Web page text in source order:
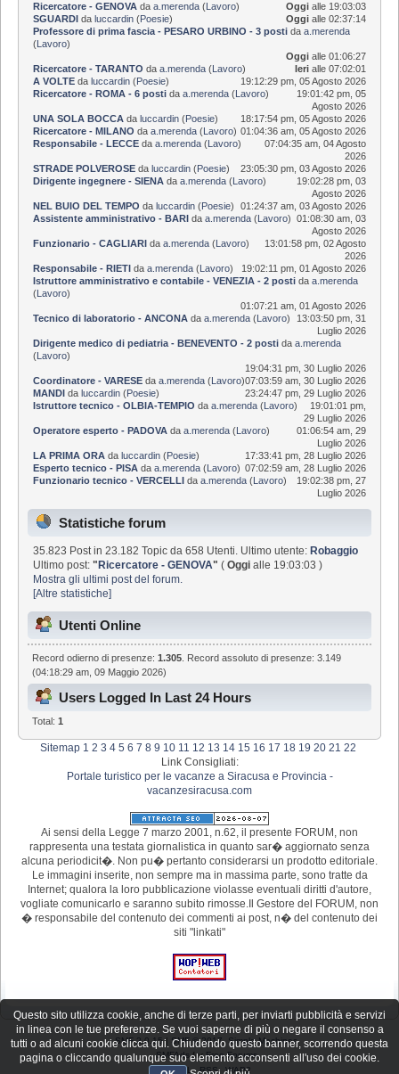
Ricercatore - GENOVAda a.merenda(Lavoro) Oggi alle 19:03:03
SGUARDIda luccardin(Poesie) Oggi alle 02:37:14
Professore di prima fascia - PESARO URBINO - 3 postida a.merenda
(Lavoro)
Oggi alle 01:06:27
Ricercatore - TARANTO da a.merenda(Lavoro) Ieri alle 07:02:01
A VOLTEda luccardin(Poesie)
19:12:29 pm, 05 Agosto 2026
Ricercatore - ROMA - 6 postida a.merenda(Lavoro)
19:01:42 pm, 05
Agosto 2026
UNA SOLA BOCCAda luccardin(Poesie)
18:17:54 pm, 05 Agosto 2026
Ricercatore - MILANO da a.merenda(Lavoro) 01:04:36 am, 05 Agosto 2026
Responsabile - LECCEda a.merenda(Lavoro)
07:04:35 am, 04 Agosto
2026
STRADE POLVEROSEda luccardin(Poesie)
23:05:30 pm, 03 Agosto 2026
Dirigente ingegnere - SIENAda a.merenda(Lavoro)
19:02:28 pm, 03
Agosto 2026
NEL BUIO DEL TEMPO da luccardin(Poesie)
01:24:37 am, 03 Agosto 2026
Assistente amministrativo - BARIda a.merenda(Lavoro)
01:08:30 am, 03
Agosto 2026
Funzionario - CAGLIARIda a.merenda(Lavoro)
13:01:58 pm, 02 Agosto
2026
Responsabile - RIETIda a.merenda(Lavoro)
19:02:11 pm, 01 Agosto 2026
Istruttore amministrativo e contabile - VENEZIA - 2 postida a.merenda
(Lavoro)
01:07:21 am, 01 Agosto 2026
Tecnico di laboratorio - ANCONAda a.merenda(Lavoro)
13:03:50 pm, 31
Luglio 2026
Dirigente medico di pediatria - BENEVENTO - 2 postida a.merenda
(Lavoro)
19:04:31 pm, 30 Luglio 2026
Coordinatore - VARESEda a.merenda(Lavoro)07:03:59 am, 30 Luglio 2026
MANDIda luccardin(Poesie)
23:24:47 pm, 29 Luglio 2026
Istruttore tecnico - OLBIA-TEMPIO da a.merenda(Lavoro)
19:01:01 pm,
29 Luglio 2026
Operatore esperto - PADOVAda a.merenda(Lavoro)
01:06:54 am, 29
Luglio 2026
LA PRIMA ORAda luccardin(Poesie)
17:33:41 pm, 28 Luglio 2026
Esperto tecnico - PISAda a.merenda(Lavoro) 07:02:59 am, 28 Luglio 2026
Funzionario tecnico - VERCELLIda a.merenda(Lavoro)
19:02:38 pm, 27
Luglio 2026
Statistiche forum
35.823 Post in 23.182 Topic da 658 Utenti. Ultimo utente:Robaggio
Ultimo post:"Ricercatore - GENOVA" (Oggi alle 19:03:03 )
Mostra gli ultimi post del forum.
[Altre statistiche]
Utenti Online
Record odierno di presenze:1.305 . Record assoluto di presenze: 3.149
(04:18:29 am, 09 Maggio 2026)
Users Logged In Last 24 Hours
Total:1
Sitemap 1 2 3 4 5 6 7 8 9 10 11 12 13 14 15 16 17 18 19 20 21 22
Link Consigliati:
Portale turistico per le vacanze a Siracusa e Provincia -
vacanzesiracusa.com
Ai sensi della Legge 7 marzo 2001, n.62, il presente FORUM, non
rappresenta una testata giornalistica in quanto sar� aggiornato senza
alcuna periodicit�. Non pu� pertanto considerarsi un prodotto editoriale.
Le immagini inserite, non sempre ma in massima parte, sono tratte da
Internet; qualora la loro pubblicazione violasse eventuali diritti d'autore,
vogliate comunicarlo e saranno subito rimosse.Il Gestore del FORUM, non
� responsabile del contenuto dei commenti ai post, n� del contenuto dei
siti "linkati"
SMF 2.0.15| SMF © 2017, Simple Machines
SMFAdsforFree Forums
XHTML
RSS WAP2
Questo sito utilizza cookie, anche di terze parti, per inviarti pubblicità e servizi
in linea con le tue preferenze. Se vuoi saperne di più o negare il consenso a
tutti o ad alcuni cookie clicca qui. Chiudendo questo banner, scorrendo questa
pagina o cliccando qualunque suo elemento acconsenti all'uso dei cookie.